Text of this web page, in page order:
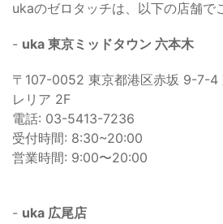
ukaのゼロタッチは、以下の店舗で
- uka 東京ミッドタウン 六本木
〒107-0052 東京都港区赤坂 9-7-4
レリア 2F
電話: 03-5413-7236
受付時間: 8:30~20:00
営業時間: 9:00〜20:00
- uka 広尾店